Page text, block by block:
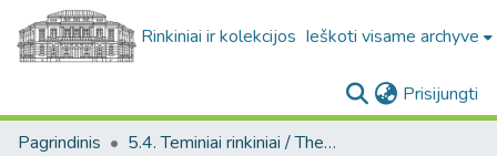
Rinkiniai ir kolekcijos Ieškoti visame archyve
Prisijungti
Pagrindinis
5.4. Teminiai rinkiniai / Thematic collections